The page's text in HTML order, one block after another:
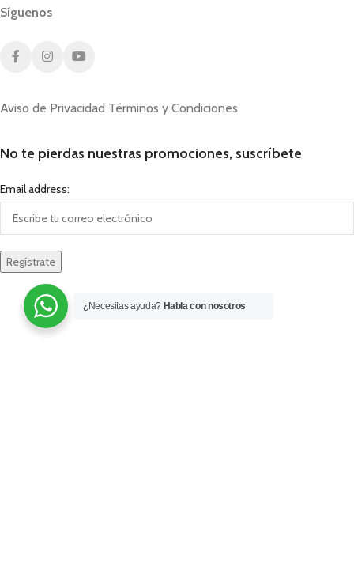
Síguenos
Aviso de Privacidad Términos y Condiciones
No te pierdas nuestras promociones, suscríbete
Email address:
¿Necesitas ayuda? Habla con nosotros